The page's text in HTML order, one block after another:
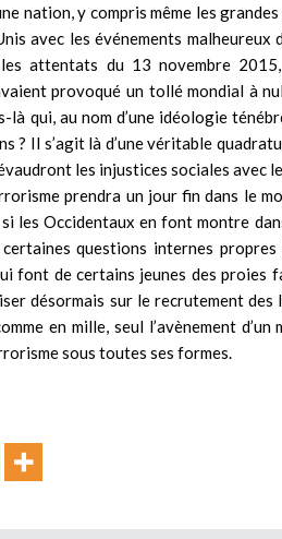
nation, y compris même les grandes
avec les événements
les attentats du 13 novembre
provoqué un tollé mondial à
là qui, au nom d’une idéologie
? Il s’agit là d’une véritable
les injustices sociales
prendra un jour fin dans le
les Occidentaux en font montre
questions internes
font de certains jeunes des proies
désormais sur le recrutement
en mille, seul l’avènement
sous toutes ses formes.